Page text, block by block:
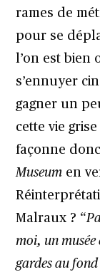
rames de
pour se
l’on est bien
s’ennuyer
gagner un
cette vie
façonne
Museum en
Malraux ? “
moi, un musée
gardes au fond